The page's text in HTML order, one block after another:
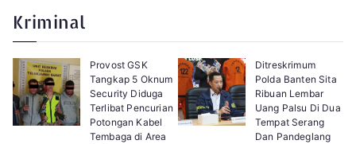
:Kriminal
Provost GSK
Tangkap 5 Oknum
Security Diduga
Terlibat Pencurian
Potongan Kabel
Tembaga di Area
Ditreskrimum
Polda Banten Sita
Ribuan Lembar
Uang Palsu Di Dua
Tempat Serang
Dan Pandeglang